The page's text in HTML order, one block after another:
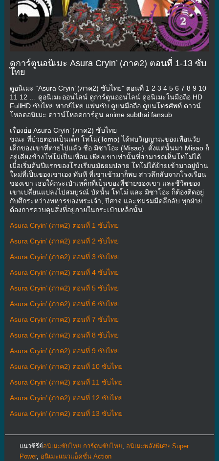
ดูการ์ตูนอนิเมะ Asura Cryin’ (ภาค2) ตอนที่ 1-13 ซับ
ไทย
ดูอนิเมะ “Asura Cryin’ (ภาค2) ซับไทย” ตอนที่ 1 2 3 4 5 6 7 8 9 10
11 12 … ดูอนิเมะออนไลน์ ดูการ์ตูนออนไลน์ ดูอนิเมะในมือถือ HD
FullHD ซับไทย พากย์ไทย แฟนซับ ดูบนมือถือ ดูบนโทรศัพท์ ดาวน์
โหลดอนิเมะ ดาวน์โหลดการ์ตูน anime subthai fansub
เรื่องย่อ Asura Cryin’ (ภาค2) ซับไทย
ขณะ ที่ป่วยตอนเป็นเด็ก โทโม่(Tomo) ได้พบวิญญาณของเพื่อนวัย
เด็กของเขาที่ตายไปแล้ว ชื่อ มิซาโอะ (Misao). ตั้งแต่นั้นมา Misao ก็
อยู่เคียงข้างโทโม่เป็นเพื่อน เพียงเขาเท่านั้นที่สามารถเห็นโทโม่ได้
เมื่อเริ่มต้นปีแรกของโรงเรียนมัธยมปลาย โทโม่ได้ย้ายเข้ามาอยู่บ้าน
ใหม่ที่เป็นของเขาเอง ทันที ที่เขาเข้ามาก็พบ สาวลึกลับจากโรงเรียน
ของเขา เธอให้กระเป๋าเหล็กที่เป็นของพี่ชายของเขา และชีวิตของ
เขาเปลี่ยนแปลงไปสมบูรณ์ บัดนั้น โทโม่ และ มิซาโอะ ก็ต้องติดอยู่
กับศึกระหว่างทหารของพระเจ้า, ปีศาจ และชมรมมืดลึกลับ ทุกฝ่าย
ต้องการควบคุมสิ่งที่อยู่ภายในกระเป๋าเหล็กนั้น
Asura Cryin’ (ภาค2) ตอนที่ 1 ซับไทย
Asura Cryin’ (ภาค2) ตอนที่ 2 ซับไทย
Asura Cryin’ (ภาค2) ตอนที่ 3 ซับไทย
Asura Cryin’ (ภาค2) ตอนที่ 4 ซับไทย
Asura Cryin’ (ภาค2) ตอนที่ 5 ซับไทย
Asura Cryin’ (ภาค2) ตอนที่ 6 ซับไทย
Asura Cryin’ (ภาค2) ตอนที่ 7 ซับไทย
Asura Cryin’ (ภาค2) ตอนที่ 8 ซับไทย
Asura Cryin’ (ภาค2) ตอนที่ 9 ซับไทย
Asura Cryin’ (ภาค2) ตอนที่ 10 ซับไทย
Asura Cryin’ (ภาค2) ตอนที่ 11 ซับไทย
Asura Cryin’ (ภาค2) ตอนที่ 12 ซับไทย
Asura Cryin’ (ภาค2) ตอนที่ 13 ซับไทย
แนวซีรีย์อนิเมะซับไทย การ์ตูนซับไทย
อนิเมะพลังพิเศษ Super
Power, อนิเมะแนวแอ็คชั่น Action